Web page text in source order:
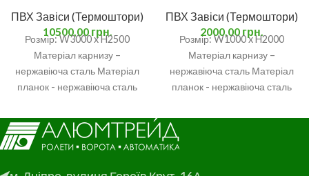
ПВХ Завіси (Термоштори)
10500,00 грн.
Розмір: W3000 x H2500
Матеріал карнизу –
нержавіюча сталь Матеріал
планок - нержавіюча сталь
плівка, прозора, ребриста
300х2мм. Кількість стрічок- 14
шт. Нахлест – 80мм.
ПВХ Завіси (Термоштори)
2000,00 грн.
Розмір: W1000 x H2000
Матеріал карнизу –
нержавіюча сталь Матеріал
планок - нержавіюча сталь
плівка, прозора, гладка
200х1,5мм. Кількість стрічок-